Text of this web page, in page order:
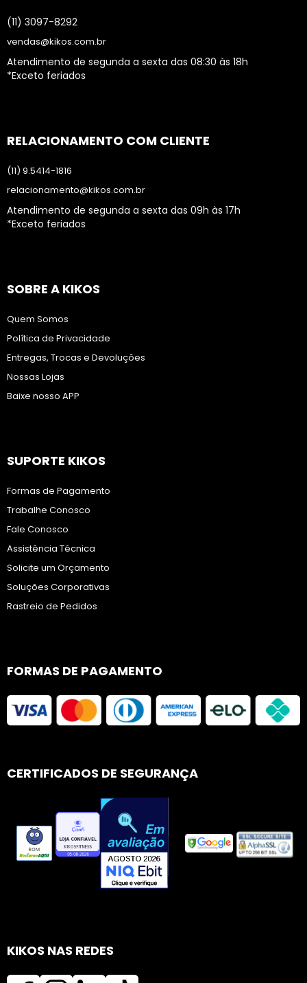
(11) 3097-8292
vendas@kikos.com.br
Atendimento de segunda a sexta das 08:30 às 18h
*Exceto feriados
RELACIONAMENTO COM CLIENTE
(11) 9.5414-1816
relacionamento@kikos.com.br
Atendimento de segunda a sexta das 09h às 17h
*Exceto feriados
SOBRE A KIKOS
Quem Somos
Política de Privacidade
Entregas, Trocas e Devoluções
Nossas Lojas
Baixe nosso APP
SUPORTE KIKOS
Formas de Pagamento
Trabalhe Conosco
Fale Conosco
Assistência Técnica
Solicite um Orçamento
Soluções Corporativas
Rastreio de Pedidos
FORMAS DE PAGAMENTO
CERTIFICADOS DE SEGURANÇA
KIKOS NAS REDES